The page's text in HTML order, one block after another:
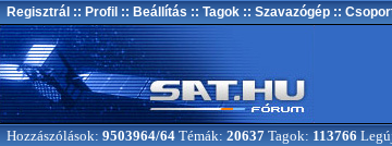
Regisztrál :: Profil :: Beállítás :: Tagok :: Szavazógép ::
Hozzászólások: 9503964/64 Témák: 20637 Tagok: 113766